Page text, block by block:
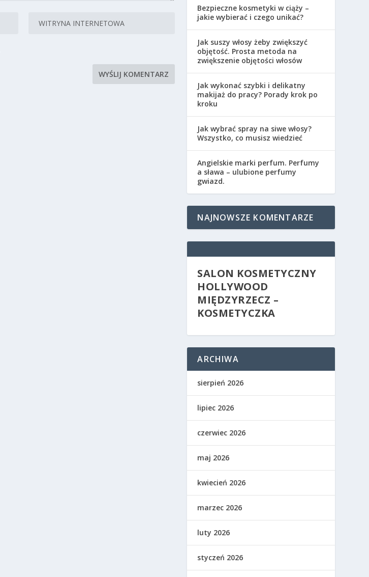
Bezpieczne kosmetyki w ciąży –
jakie wybierać i czego unikać?
Jak suszy włosy żeby zwiększyć
objętość. Prosta metoda na
zwiększenie objętości włosów
Jak wykonać szybki i delikatny
makijaż do pracy? Porady krok po
kroku
Jak wybrać spray na siwe włosy?
Wszystko, co musisz wiedzieć
Angielskie marki perfum. Perfumy
a sława – ulubione perfumy
gwiazd.
NAJNOWSZE KOMENTARZE
SALON KOSMETYCZNY
HOLLYWOOD
MIĘDZYRZECZ –
KOSMETYCZKA
ARCHIWA
sierpień 2026
lipiec 2026
czerwiec 2026
maj 2026
kwiecień 2026
marzec 2026
luty 2026
styczeń 2026